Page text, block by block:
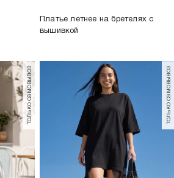
Платье летнее на бретелях с
вышивкой
только самовывоз только самовывоз